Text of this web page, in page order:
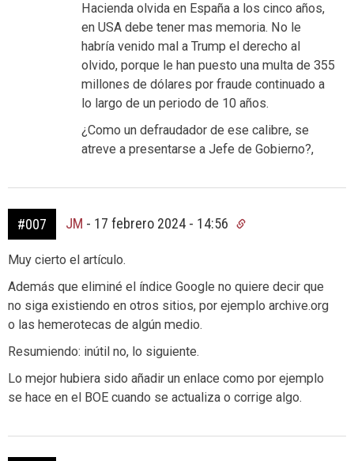
Hacienda olvida en España a los cinco años,
en USA debe tener mas memoria. No le
habría venido mal a Trump el derecho al
olvido, porque le han puesto una multa de 355
millones de dólares por fraude continuado a
lo largo de un periodo de 10 años.
¿Como un defraudador de ese calibre, se
atreve a presentarse a Jefe de Gobierno?,
#007 JM - 17 febrero 2024 - 14:56
Muy cierto el artículo.
Además que eliminé el índice Google no quiere decir que
no siga existiendo en otros sitios, por ejemplo archive.org
o las hemerotecas de algún medio.
Resumiendo: inútil no, lo siguiente.
Lo mejor hubiera sido añadir un enlace como por ejemplo
se hace en el BOE cuando se actualiza o corrige algo.